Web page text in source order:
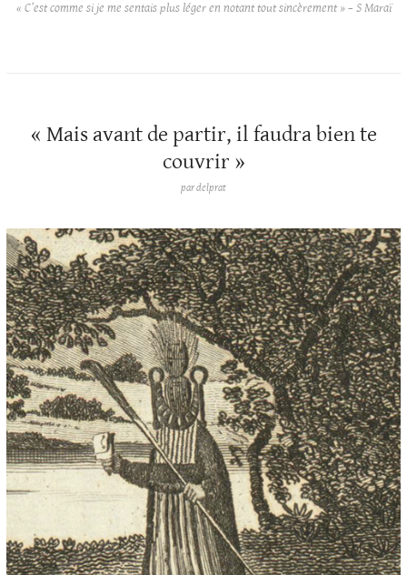
« C’est comme si je me sentais plus léger en notant tout sincèrement » – S Maraï
« Mais avant de partir, il faudra bien te
couvrir »
pardelprat